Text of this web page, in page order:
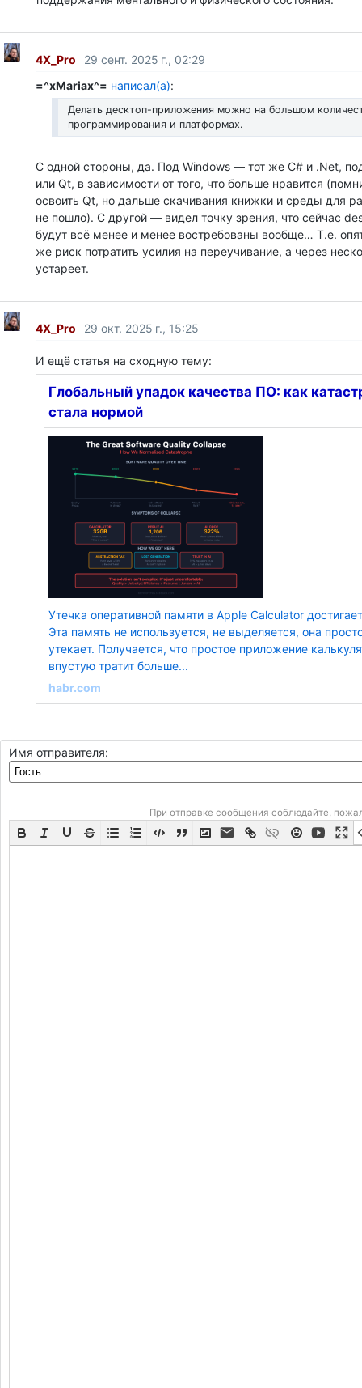
4X_Pro
29 сент. 2025 г., 02:29
=^xMariax^= написал(а):
Делать десктоп-приложения можно на большом
программирования и платформах.
С одной стороны, да. Под Windows — тот же C# и .Net,
или Qt, в зависимости от того, что больше нравится
освоить Qt, но дальше скачивания книжки и среды для
не пошло). С другой — видел точку зрения, что сейчас
будут всё менее и менее востребованы вообще… Т.е.
же риск потратить усилия на переучивание, а через
устареет.
4X_Pro 29 окт. 2025 г., 15:25
И ещё статья на сходную тему:
Глобальный упадок качества ПО: как
стала нормой
Утечка оперативной памяти в Apple Calculator
Эта память не используется, не выделяется, она
утекает. Получается, что простое приложение
впустую тратит больше...
habr.com
Имя отправителя:
При отправке сообщения соблюдайте,